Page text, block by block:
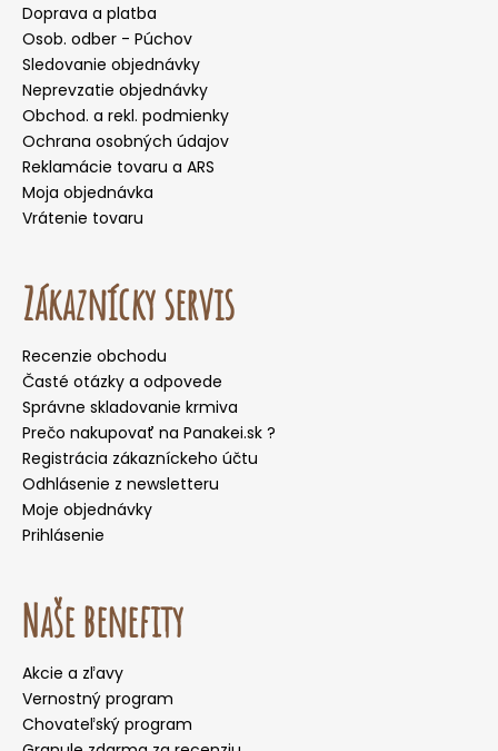
Doprava a platba
Osob. odber - Púchov
Sledovanie objednávky
Neprevzatie objednávky
Obchod. a rekl. podmienky
Ochrana osobných údajov
Reklamácie tovaru a ARS
Moja objednávka
Vrátenie tovaru
Zákaznícky servis
Recenzie obchodu
Časté otázky a odpovede
Správne skladovanie krmiva
Prečo nakupovať na Panakei.sk ?
Registrácia zákazníckeho účtu
Odhlásenie z newsletteru
Moje objednávky
Prihlásenie
Naše benefity
Akcie a zľavy
Vernostný program
Chovateľský program